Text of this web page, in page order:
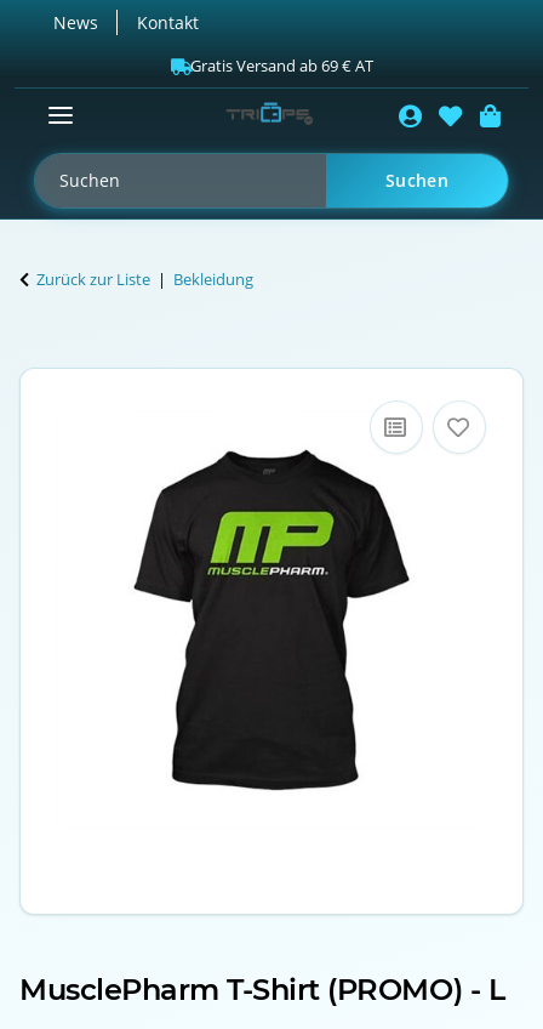
News Kontakt
Gratis Versand ab 69 € AT
Suchen
Zurück zur Liste Bekleidung
MusclePharm T-Shirt (PROMO) - L